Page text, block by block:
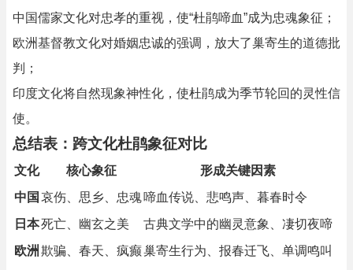
中国儒家文化对忠孝的重视，使“杜鹃啼血”成为忠魂象征；
欧洲基督教文化对婚姻忠诚的强调，放大了巢寄生的道德批
判；
印度文化将自然现象神性化，使杜鹃成为季节轮回的灵性信
使。
总结表：跨文化杜鹃象征对比
文化 核心象征
形成关键因素
中国 哀伤、思乡、忠魂啼血传说、悲鸣声、暮春时令
日本死亡、幽玄之美
古典文学中的幽灵意象、凄切夜啼
欧洲 欺骗、春天、疯癫巢寄生行为、报春迁飞、单调鸣叫